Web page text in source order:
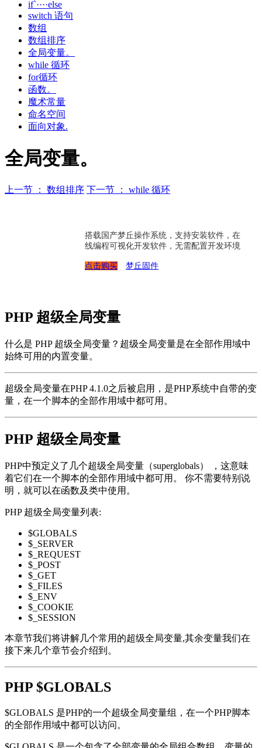
if`····else
switch 语句
数组
数组排序
全局变量。
while 循环
for循环
函数。
魔术常量
命名空间
面向对象.
全局变量。
上一节 ： 数组排序 下一节 ： while 循环
搭载国产梦丘操作系统，支持安装软件，在
线编程可视化开发软件，无需配置开发环境
点击购买 梦丘固件
PHP 超级全局变量
什么是 PHP 超级全局变量？超级全局变量是在全部作用域中
始终可用的内置变量。
超级全局变量在PHP 4.1.0之后被启用，是PHP系统中自带的变
量，在一个脚本的全部作用域中都可用。
PHP 超级全局变量
PHP中预定义了几个超级全局变量（superglobals） ，这意味
着它们在一个脚本的全部作用域中都可用。 你不需要特别说
明，就可以在函数及类中使用。
PHP 超级全局变量列表:
$GLOBALS
$_SERVER
$_REQUEST
$_POST
$_GET
$_FILES
$_ENV
$_COOKIE
$_SESSION
本章节我们将讲解几个常用的超级全局变量,其余变量我们在
接下来几个章节会介绍到。
PHP $GLOBALS
$GLOBALS 是PHP的一个超级全局变量组，在一个PHP脚本
的全部作用域中都可以访问。